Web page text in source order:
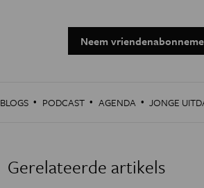
Neem
BLOGS · PODCAST · AGENDA · JONGE
Gerelateerde artikels